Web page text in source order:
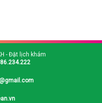
- Đặt lịch khám